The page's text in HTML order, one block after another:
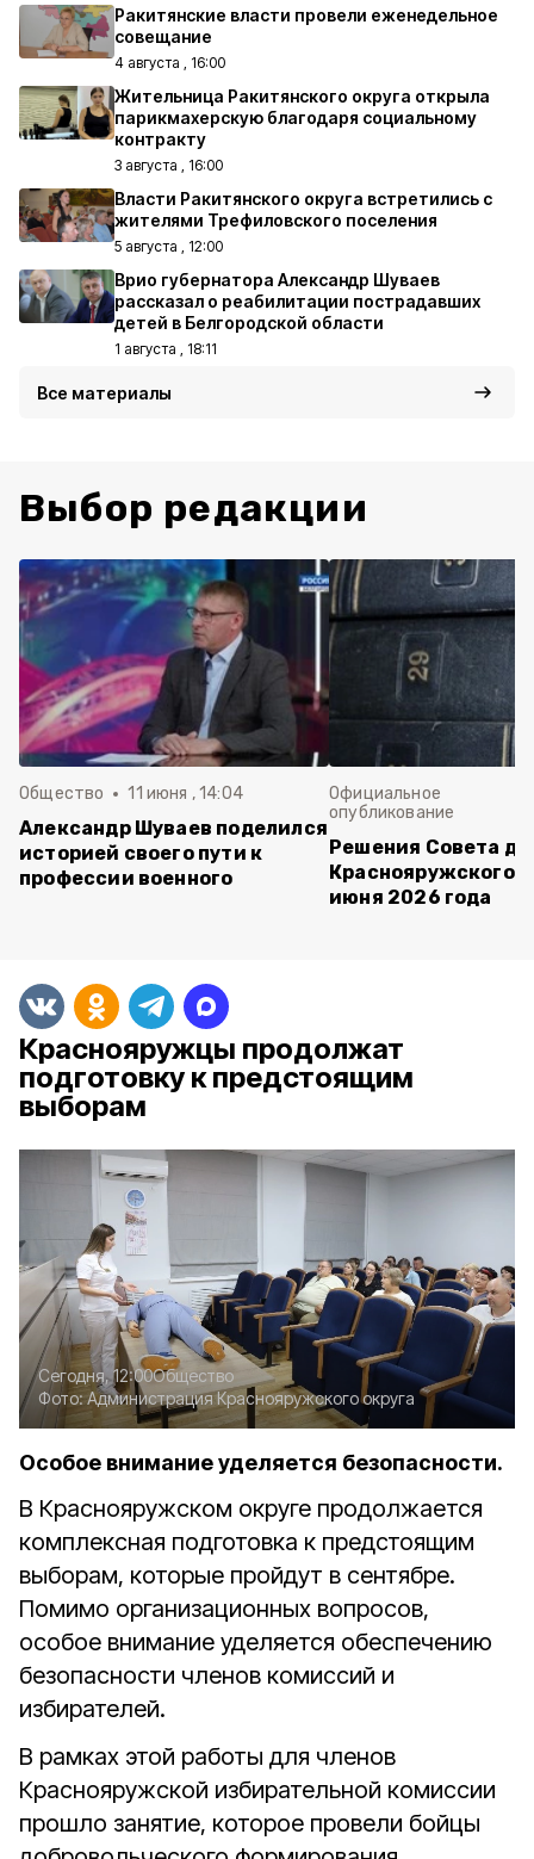
Ракитянские власти провели еженедельное
совещание
4 августа , 16:00
Жительница Ракитянского округа открыла
парикмахерскую благодаря социальному
контракту
3 августа , 16:00
Власти Ракитянского округа встретились с
жителями Трефиловского поселения
5 августа , 12:00
Врио губернатора Александр Шуваев
рассказал о реабилитации пострадавших
детей в Белгородской области
1 августа , 18:11
Все материалы
Выбор редакции
Общество 11 июня , 14:04
Александр Шуваев поделился
историей своего пути к
профессии военного
Официальное
опубликование
Решения Совета
Краснояружского
июня 2026 года
Краснояружцы продолжат
подготовку к предстоящим
выборам
Сегодня, 12:00Общество
Фото:Администрация Краснояружского округа
Особое внимание уделяется безопасности.
В Краснояружском округе продолжается
комплексная подготовка к предстоящим
выборам, которые пройдут в сентябре.
Помимо организационных вопросов,
особое внимание уделяется обеспечению
безопасности членов комиссий и
избирателей.
В рамках этой работы для членов
Краснояружской избирательной комиссии
прошло занятие, которое провели бойцы